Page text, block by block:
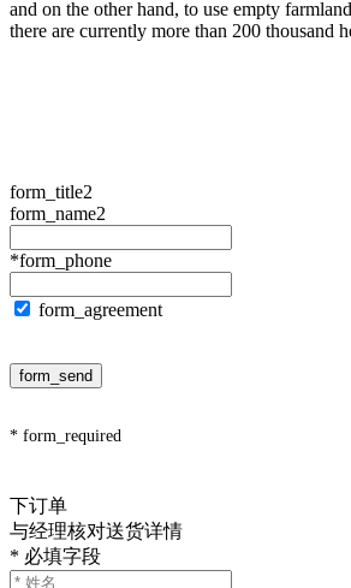
and on the other hand, to use empty
there are currently more than 200 thousand
form_title2
form_name2
*form_phone
form_agreement
form_send
* form_required
下订单
与经理核对送货详情
* 必填字段